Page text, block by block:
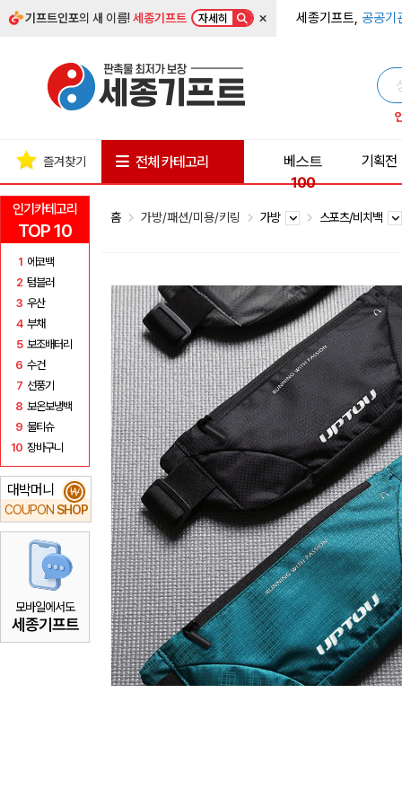
기프트인포의 새 이름!세종기프트 자세히 × 세종기프트, 공공기
인기카테고리
TOP 10
1 에코백
2 텀블러
3 우산
4 부채
5 보조배터리
6 수건
7 선풍기
8 보온보냉백
9 물티슈
10 장바구니
대박머니
COUPON SHOP
₩
모바일에서도
세종기프트
즐겨찾기 전체 카테고리
베스트
100
기획전
홈 가방/패션/미용/키링 가방 스포츠/비치백